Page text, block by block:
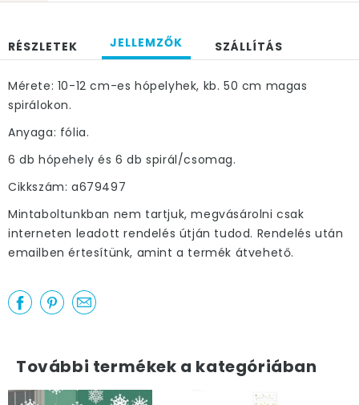
RÉSZLETEK JELLEMZŐK SZÁLLÍTÁS
Mérete: 10-12 cm-es hópelyhek, kb. 50 cm magas
spirálokon.
Anyaga: fólia.
6 db hópehely és 6 db spirál/csomag.
Cikkszám: a679497
Mintaboltunkban nem tartjuk, megvásárolni csak
interneten leadott rendelés útján tudod. Rendelés után
emailben értesítünk, amint a termék átvehető.
További termékek a kategóriában